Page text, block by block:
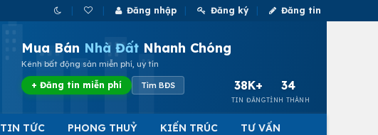
Đăng nhập Đăng ký Đăng tin
Mua Bán Nhà Đất Nhanh Chóng
Kênh bất động sản miễn phí, uy tín
+ Đăng tin miễn phí Tìm BĐS 38K+
TIN ĐĂNG
34
TỈNH THÀNH
TIN TỨC PHONG THUỶ KIẾN TRÚC TƯ VẤN